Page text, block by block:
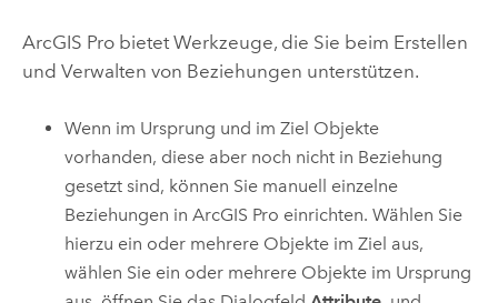
ArcGIS Probietet Werkzeuge, die Sie beim Erstellen
und Verwalten von Beziehungen unterstützen.
Wenn im Ursprung und im Ziel Objekte
vorhanden, diese aber noch nicht in Beziehung
gesetzt sind, können Sie manuell einzelne
Beziehungen inArcGIS Pro einrichten. Wählen Sie
hierzu ein oder mehrere Objekte im Ziel aus,
wählen Sie ein oder mehrere Objekte im Ursprung